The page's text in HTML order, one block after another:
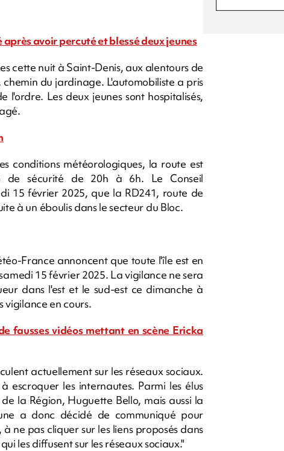
avoir percuté et blessé deux jeunes
cette nuit à Saint-Denis, aux alentours de
du jardinage. L'automobiliste a pris
Les deux jeunes sont hospitalisés,
conditions météorologiques, la route est
de sécurité de 20h à 6h. Le Conseil
15 février 2025, que la RD241, route de
à un éboulis dans le secteur du Bloc.
France annoncent que toute l'île est en
15 février 2025. La vigilance ne sera
dans l'est et le sud-est ce dimanche à
vigilance en cours.
fausses vidéos mettant en scène Ericka
actuellement sur les réseaux sociaux.
escroquer les internautes. Parmi les élus
la Région, Huguette Bello, mais aussi la
a donc décidé de communiqué pour
ne pas cliquer sur les liens proposés dans
les diffusent sur les réseaux sociaux."